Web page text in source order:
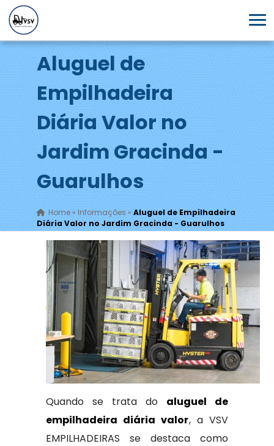
Aluguel de
Empilhadeira
Diária Valor no
Jardim Gracinda -
Guarulhos
Home» Informações » Aluguel de Empilhadeira
Diária Valor no Jardim Gracinda - Guarulhos
Quando se trata do aluguel de
empilhadeira diária valor, a VSV
EMPILHADEIRAS se destaca como